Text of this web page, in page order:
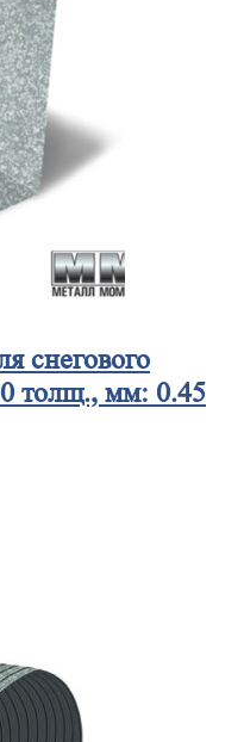
снегового
толщ., мм: 0.45